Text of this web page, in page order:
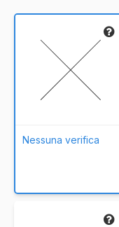
Nessuna verifica